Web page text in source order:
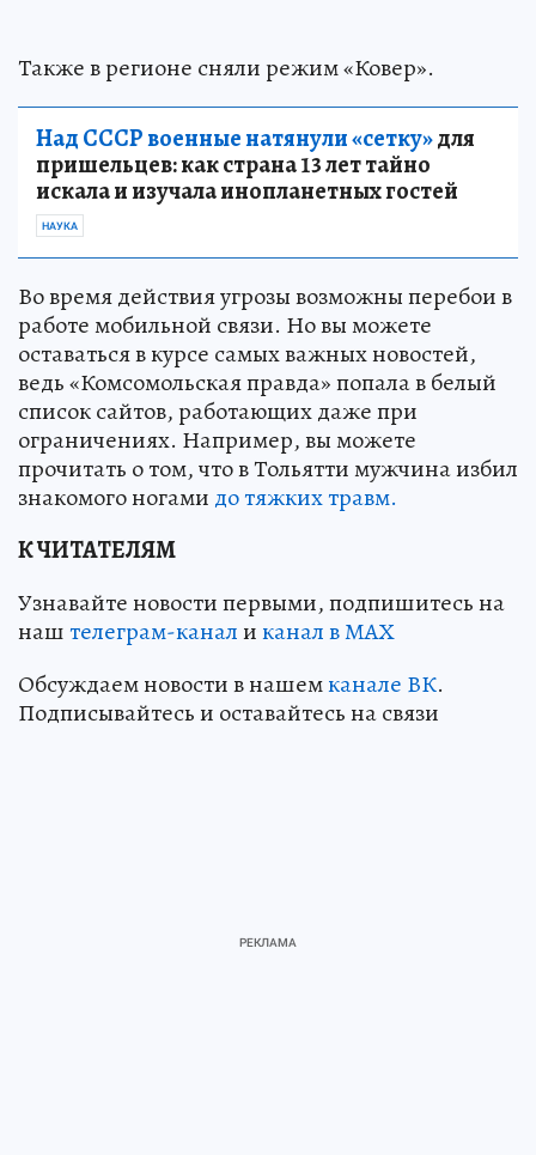
Также в регионе сняли режим «Ковер».
Над СССР военные натянули «сетку»для
пришельцев: как страна 13 лет тайно
искала и изучала инопланетных гостей
НАУКА
Во время действия угрозы возможны перебои в
работе мобильной связи. Но вы можете
оставаться в курсе самых важных новостей,
ведь «Комсомольская правда» попала в белый
список сайтов, работающих даже при
ограничениях. Например, вы можете
прочитать о том, что в Тольятти мужчина избил
знакомого ногами до тяжких травм.
К ЧИТАТЕЛЯМ
Узнавайте новости первыми, подпишитесь на
наштелеграм-каналиканал в МАХ
Обсуждаем новости в нашемканале ВК.
Подписывайтесь и оставайтесь на связи